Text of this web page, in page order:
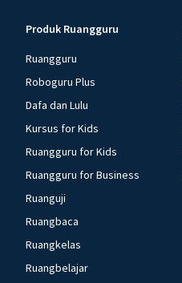
Produk Ruangguru
Ruangguru
Roboguru Plus
Dafa dan Lulu
Kursus for Kids
Ruangguru for Kids
Ruangguru for Business
Ruanguji
Ruangbaca
Ruangkelas
Ruangbelajar